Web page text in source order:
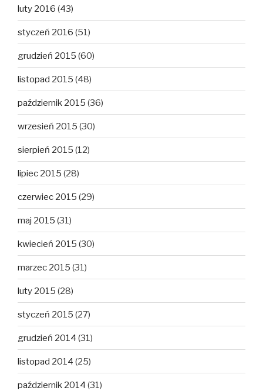
luty 2016 (43)
styczeń 2016 (51)
grudzień 2015 (60)
listopad 2015 (48)
październik 2015 (36)
wrzesień 2015 (30)
sierpień 2015 (12)
lipiec 2015 (28)
czerwiec 2015 (29)
maj 2015 (31)
kwiecień 2015 (30)
marzec 2015 (31)
luty 2015 (28)
styczeń 2015 (27)
grudzień 2014 (31)
listopad 2014 (25)
październik 2014 (31)